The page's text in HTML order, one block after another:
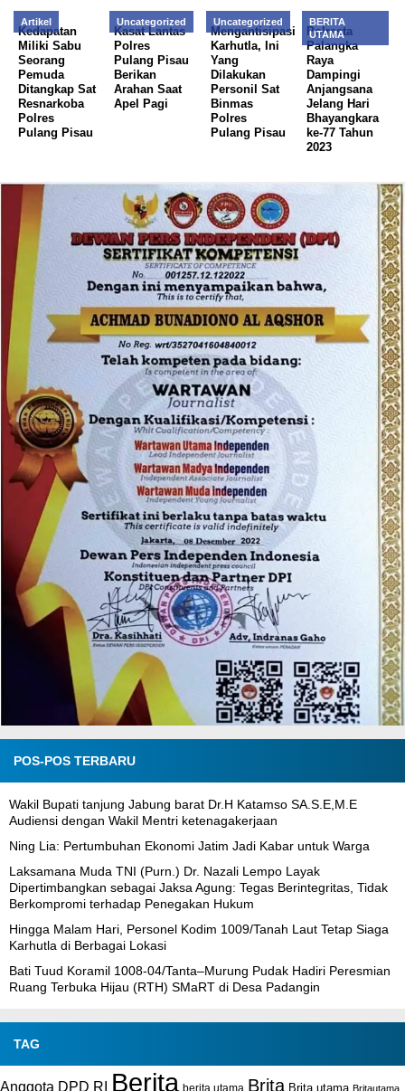
Artikel
Kedapatan
Miliki Sabu
Seorang
Pemuda
Ditangkap Sat
Resnarkoba
Polres
Pulang Pisau
Uncategorized
Kasat Lantas
Polres
Pulang Pisau
Berikan
Arahan Saat
Apel Pagi
Uncategorized
Mengantisipasi
Karhutla, Ini
Yang
Dilakukan
Personil Sat
Binmas
Polres
Pulang Pisau
BERITA
UTAMA
Polresta
Palangka
Raya
Dampingi
Anjangsana
Jelang Hari
Bhayangkara
ke-77 Tahun
2023
POS-POS TERBARU
Wakil Bupati tanjung Jabung barat Dr.H Katamso SA.S.E,M.E
Audiensi dengan Wakil Mentri ketenagakerjaan
Ning Lia: Pertumbuhan Ekonomi Jatim Jadi Kabar untuk Warga
Laksamana Muda TNI (Purn.) Dr. Nazali Lempo Layak
Dipertimbangkan sebagai Jaksa Agung: Tegas Berintegritas, Tidak
Berkompromi terhadap Penegakan Hukum
Hingga Malam Hari, Personel Kodim 1009/Tanah Laut Tetap Siaga
Karhutla di Berbagai Lokasi
Bati Tuud Koramil 1008-04/Tanta–Murung Pudak Hadiri Peresmian
Ruang Terbuka Hijau (RTH) SMaRT di Desa Padangin
TAG
Anggota DPD RI Berita berita utama Brita Brita.utama Britautama